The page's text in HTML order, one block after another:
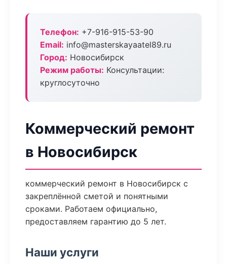
Телефон: +7-916-915-53-90
Email: info@masterskayaatel89.ru
Город: Новосибирск
Режим работы: Консультации:
круглосуточно
Коммерческий ремонт
в Новосибирск
коммерческий ремонт в Новосибирск с
закреплённой сметой и понятными
сроками. Работаем официально,
предоставляем гарантию до 5 лет.
Наши услуги